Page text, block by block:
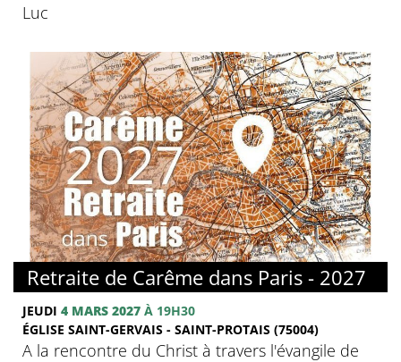
Luc
© FMJ
Retraite de Carême dans Paris - 2027
JEUDI 4 MARS 2027 À 19H30
ÉGLISE SAINT-GERVAIS - SAINT-PROTAIS (75004)
A la rencontre du Christ à travers l'évangile de